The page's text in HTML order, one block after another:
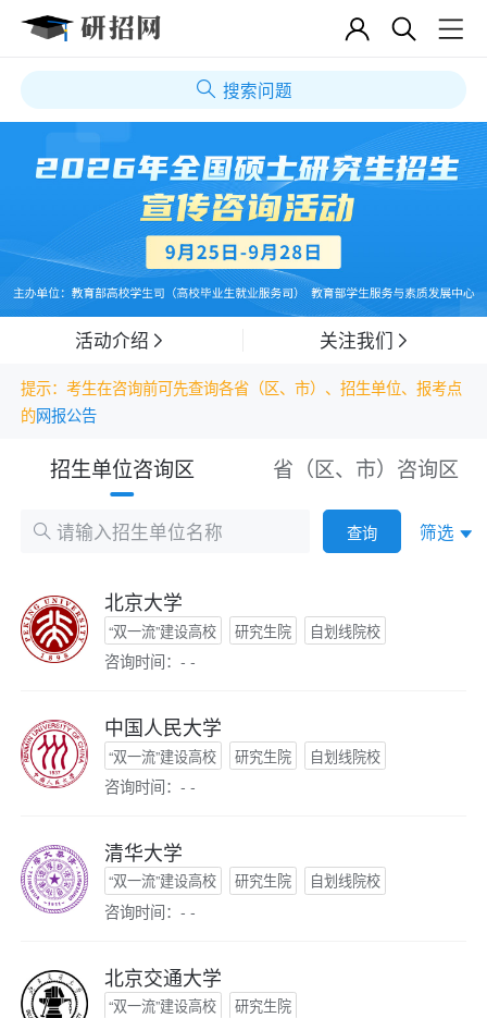
搜索问题
活动介绍 关注我们
提示：考生在咨询前可先查询各省（区、市）、招生单位、报考点
的网报公告
招生单位咨询区 省（区、市）咨询区
查询 筛选
北京大学
“双一流”建设高校 研究生院 自划线院校
咨询时间：- -
中国人民大学
“双一流”建设高校 研究生院 自划线院校
咨询时间：- -
清华大学
“双一流”建设高校 研究生院 自划线院校
咨询时间：- -
北京交通大学
“双一流”建设高校 研究生院